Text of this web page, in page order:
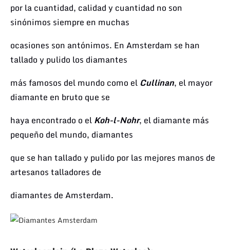
porla cuantidad, calidad y cuantidad no son
sinónimos siempre en muchas
ocasiones son antónimos. En Amsterdam se han
tallado y pulido los diamantes
más famosos delmundo como el Cullinan, el mayor
diamante en bruto que se
haya encontrado o elKoh-l-Nohr, el diamante más
pequeño del mundo, diamantes
que se han tallado y pulido por las mejores manos de
artesanos talladores de
diamantes de Amsterdam.